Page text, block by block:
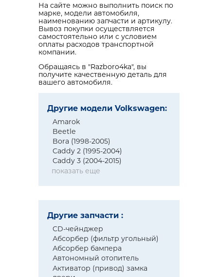
На сайте можно выполнить поиск по
марке, модели автомобиля,
наименованию запчасти и артикулу.
Вывоз покупки осуществляется
самостоятельно или с условием
оплаты расходов транспортной
компании.
Обращаясь в "Razboro4ka", вы
получите качественную деталь для
вашего автомобиля.
Другие модели Volkswagen:
Amarok
Beetle
Bora (1998-2005)
Caddy 2 (1995-2004)
Caddy 3 (2004-2015)
показать еще
Другие запчасти :
CD-чейнджер
Абсорбер (фильтр угольный)
Абсорбер бампера
Автономный отопитель
Активатор (привод) замка